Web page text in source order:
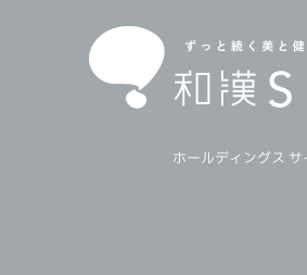
ホールディングス サ